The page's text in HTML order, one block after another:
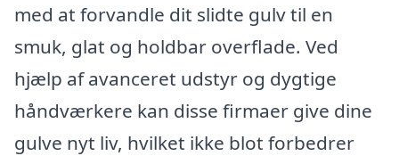
med at forvandle dit slidte gulv til en
smuk, glat og holdbar overflade. Ved
hjælp af avanceret udstyr og dygtige
håndværkere kan disse firmaer give dine
gulve nyt liv, hvilket ikke blot forbedrer